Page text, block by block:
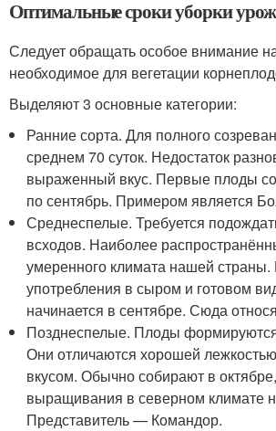
Оптимальные сроки уборки
Следует обращать особое внимание
необходимое для вегетации
Выделяют 3 основные категории:
Ранние сорта. Для полного
среднем 70 суток. Недостаток
выраженный вкус. Первые плоды
по сентябрь. Примером является
Среднеспелые. Требуется
всходов. Наиболее
умеренного климата нашей
употребления в сыром и готовом
начинается в сентябре. Сюда
Позднеспелые. Плоды формируются
Они отличаются хорошей
вкусом. Обычно собирают в
выращивания в северном климате
Представитель — Командор.